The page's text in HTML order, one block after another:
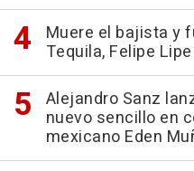
Muere el bajista y
Tequila, Felipe Lipe
Alejandro Sanz
nuevo sencillo en
mexicano Eden